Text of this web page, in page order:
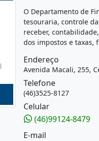
O Departamento de
tesouraria, controle
receber,
dos impostos e taxas,
Endereço
Avenida Macali, 255,
Telefone
(46)3525-8127
Celular
(46)99124-8479
E-mail